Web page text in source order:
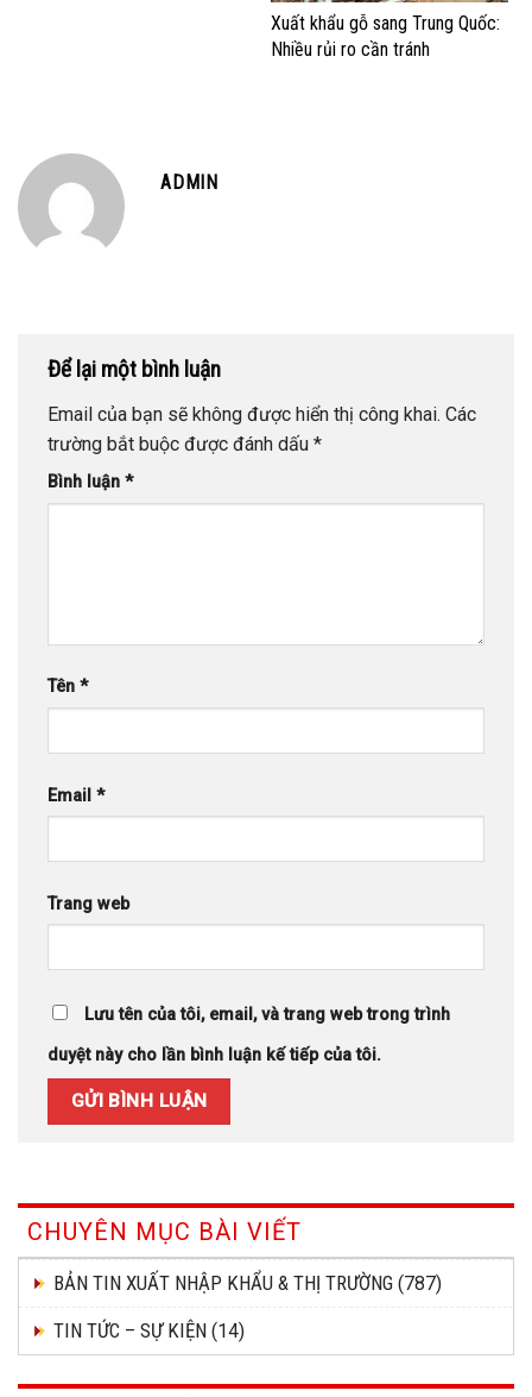
Xuất khẩu gỗ sang Trung Quốc:
Nhiều rủi ro cần tránh
ADMIN
Để lại một bình luận
Email của bạn sẽ không được hiển thị công khai. Các
trường bắt buộc được đánh dấu *
Bình luận *
Tên *
Email *
Trang web
Lưu tên của tôi, email, và trang web trong trình
duyệt này cho lần bình luận kế tiếp của tôi.
CHUYÊN MỤC BÀI VIẾT
BẢN TIN XUẤT NHẬP KHẨU & THỊ TRƯỜNG (787)
TIN TỨC – SỰ KIỆN (14)